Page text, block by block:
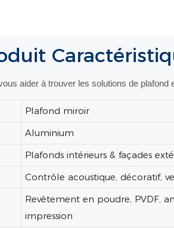
aider à trouver les solutions de plafond
Plafond miroir
Aluminium
Plafonds intérieurs & façades
Contrôle acoustique, décoratif,
Revêtement en poudre, PVDF,
impression